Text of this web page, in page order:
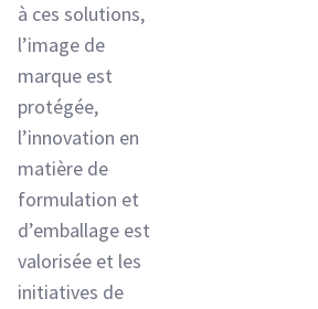
à ces solutions,
l’image de
marque est
protégée,
l’innovation en
matière de
formulation et
d’emballage est
valorisée et les
initiatives de